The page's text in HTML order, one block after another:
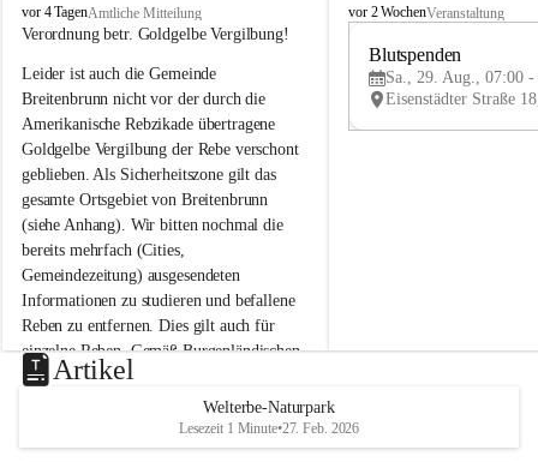
B
r
i
t
e
n
b
r
u
n
n
a
m
N
e
u
s
d
vor 4 TagenAmtliche Mitteilung
Verordnung betr. Goldgelbe Vergilbung!
Leider ist auch die Gemeinde
Breitenbrunn nicht vor der durch die
Amerikanische Rebzikade übertragene
Goldgelbe Vergilbung der Rebe verschont
geblieben. Als Sicherheitszone gilt das
gesamte Ortsgebiet von Breitenbrunn
(siehe Anhang). Wir bitten nochmal die
bereits mehrfach (Cities,
Gemeindezeitung) ausgesendeten
Informationen zu studieren und befallene
Reben zu entfernen. Dies gilt auch für
einzelne Reben. Gemäß Burgenländischen
Weinbaugesetz sind nicht gepflegte oder
unzulässige Weingärten zu roden! Bitte
helfen wir zusammen um unsere Winzer
vor den prognostizierten Ernteausfällen
B
e
u
e
d
vor 2 WochenVeranstaltung
Blutspenden
Sa., 29. Aug., 07:00 -
Artikel
Welterbe-Naturpark
Lesezeit 1 Minute•27. Feb. 2026